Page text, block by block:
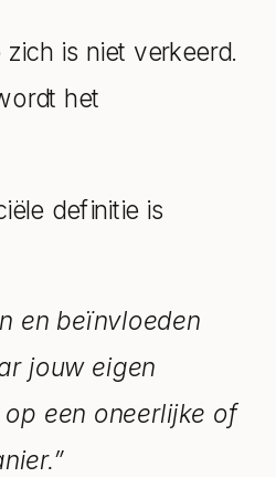
is niet verkeerd.
het
definitie is
en beïnvloeden
jouw eigen
een oneerlijke of